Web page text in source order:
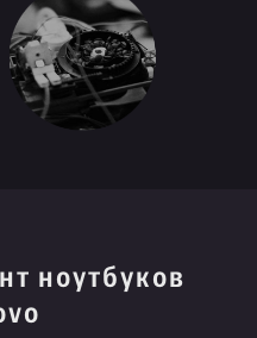
ноутбуков